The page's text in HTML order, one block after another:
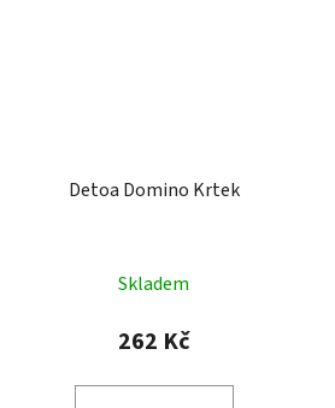
Detoa Domino Krtek
Skladem
262 Kč